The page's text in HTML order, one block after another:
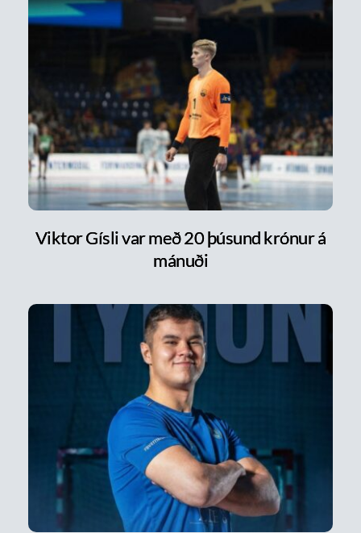
Viktor Gísli var með 20 þúsund krónur á
mánuði